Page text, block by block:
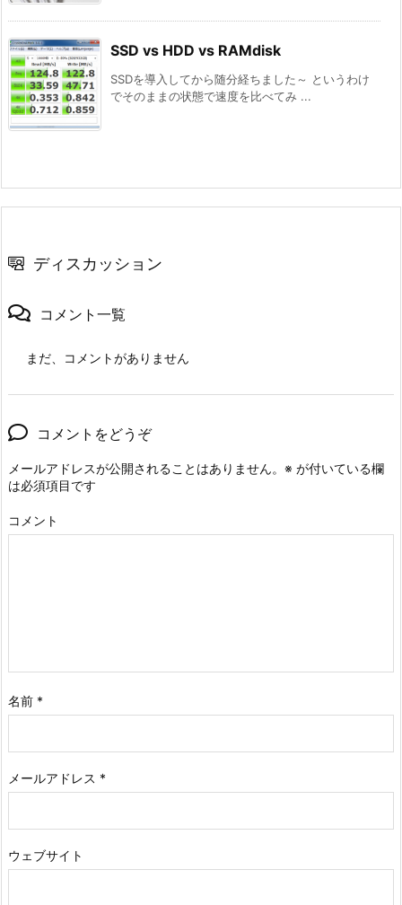
SSD vs HDD vs RAMdisk
SSDを導入してから随分経ちました～ というわけ
でそのままの状態で速度を比べてみ ...
ディスカッション
コメント一覧
まだ、コメントがありません
コメントをどうぞ
メールアドレスが公開されることはありません。 ※ が付いている欄
は必須項目です
コメント
名前 *
メールアドレス *
ウェブサイト